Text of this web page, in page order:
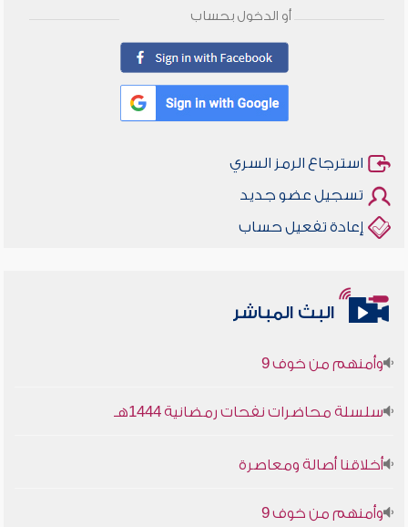
أو الدخول بحساب
استرجاع الرمز السري
تسجيل عضو جديد
إعادة تفعيل حساب
البث المباشر
أخلاقنا أصالة ومعاصرة